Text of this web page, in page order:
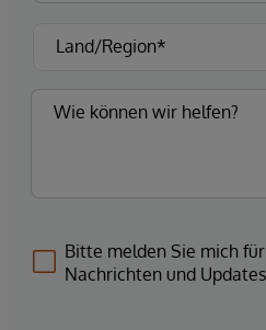
Bitte melden Sie mich
Nachrichten und